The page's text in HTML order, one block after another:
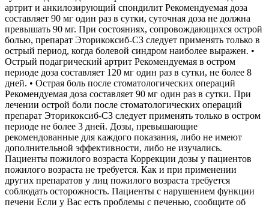
артрит и анкилозирующий спондилит Рекомендуемая доза
составляет 90 мг один раз в сутки, суточная доза не должна
превышать 90 мг. При состояниях, сопровождающихся острой
болью, препарат Эторикоксиб-СЗ следует применять только в
острый период, когда болевой синдром наиболее выражен. •
Острый подагрический артрит Рекомендуемая в остром
периоде доза составляет 120 мг один раз в сутки, не более 8
дней. • Острая боль после стоматологических операций
Рекомендуемая доза составляет 90 мг один раз в сутки. При
лечении острой боли после стоматологических операций
препарат Эторикоксиб-СЗ следует применять только в остром
периоде не более 3 дней. Дозы, превышающие
рекомендованные для каждого показания, либо не имеют
дополнительной эффективности, либо не изучались.
Пациенты пожилого возраста Коррекции дозы у пациентов
пожилого возраста не требуется. Как и при применении
других препаратов у лиц пожилого возраста требуется
соблюдать осторожность. Пациенты с нарушением функции
печени Если у Вас есть проблемы с печенью, сообщите об